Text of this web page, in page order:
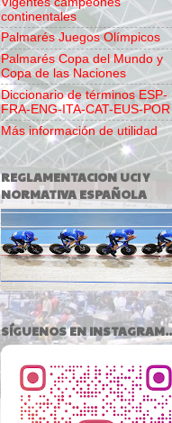
continentales
Palmarés Juegos Olímpicos
Palmarés Copa del Mundo y
Copa de las Naciones
Diccionario de términos ESP-
FRA-ENG-ITA-CAT-EUS-POR
Más información de utilidad
REGLAMENTACION UCI Y
NORMATIVA ESPAÑOLA
SÍGUENOS EN